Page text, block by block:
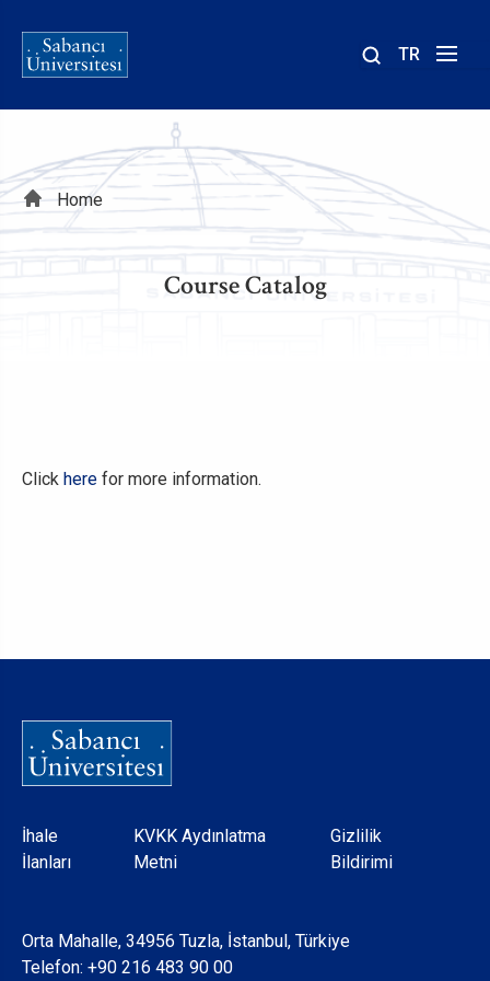
TR
Breadcrumb
Home
Course Catalog
Click here for more information.
Dipnot
İhale
İlanları
KVKK Aydınlatma
Metni
Gizlilik
Bildirimi
Orta Mahalle, 34956 Tuzla, İstanbul, Türkiye
Telefon: +90 216 483 90 00